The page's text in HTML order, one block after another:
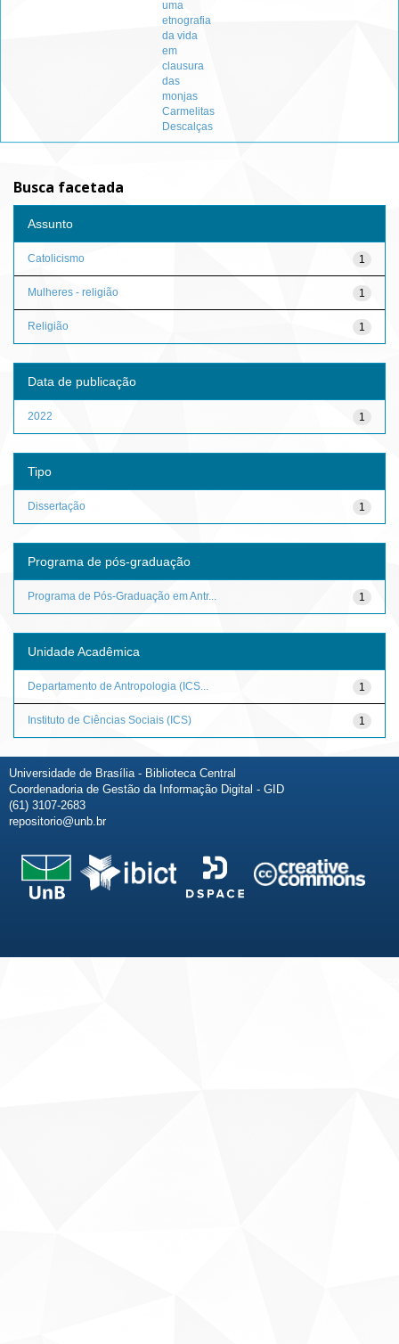
uma
etnografia
da vida
em
clausura
das
monjas
Carmelitas
Descalças
Busca facetada
Assunto
1
Catolicismo
1
Mulheres - religião
1
Religião
Data de publicação
1
2022
Tipo
1
Dissertação
Programa de pós-graduação
1
Programa de Pós-Graduação em Antr...
Unidade Acadêmica
1
Departamento de Antropologia (ICS...
1
Instituto de Ciências Sociais (ICS)
Universidade de Brasília - Biblioteca Central
Coordenadoria de Gestão da Informação Digital - GID
(61) 3107-2683
repositorio@unb.br